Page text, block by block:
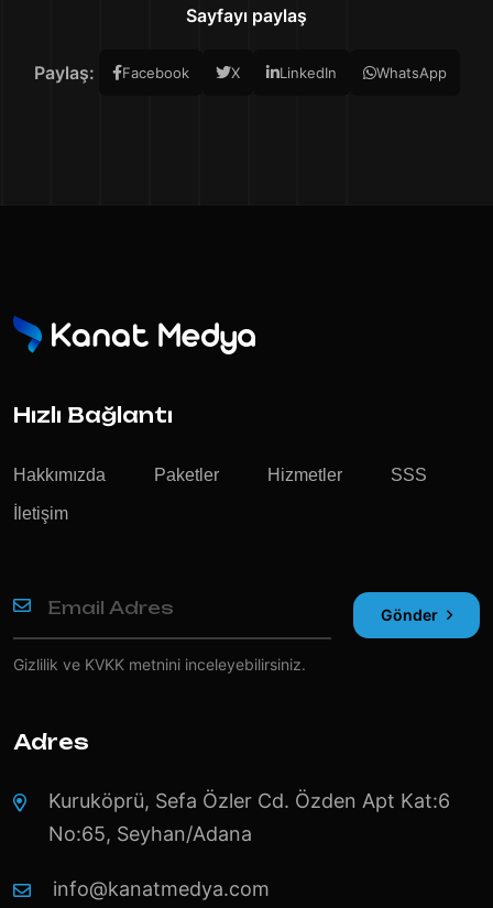
Sayfayı paylaş
Paylaş: Facebook X LinkedIn WhatsApp
Hızlı Bağlantı
Hakkımızda Paketler Hizmetler SSS
İletişim
Gönder
Gizlilik ve KVKK metnini inceleyebilirsiniz.
Adres
Kuruköprü, Sefa Özler Cd. Özden Apt Kat:6
No:65, Seyhan/Adana
info@kanatmedya.com